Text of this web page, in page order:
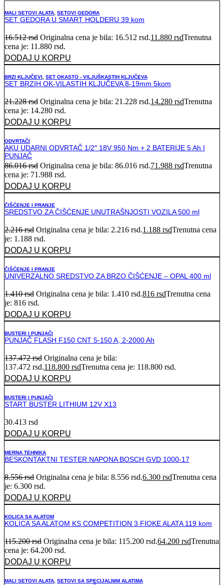
MALI SETOVI ALATA SETOVI GEDORA
SET GEDORA U SMART HOLDERU 39 kom
16.512rsd Originalna cena je bila: 16.512 rsd.11.880 rsdTrenutna
cena je: 11.880 rsd.
DODAJ U KORPU
BRZI KLJUČEVI SET OKASTO - VILJUŠKASTIH KLJUČEVA
SET BRZIH OK-VILASTIH KLJUČEVA 8-19mm 5kom
21.228rsd Originalna cena je bila: 21.228 rsd.14.280 rsdTrenutna
cena je: 14.280 rsd.
DODAJ U KORPU
ODVRTAČI
AKU UDARNI ODVRTAČ 1/2″ 18V 950 Nm + 2 BATERIJE 5 Ah I
PUNJAČ
86.016rsd Originalna cena je bila: 86.016 rsd.71.988 rsdTrenutna
cena je: 71.988 rsd.
DODAJ U KORPU
ČIŠĆENJE I PRANJE
SREDSTVO ZA ČIŠĆENJE UNUTRAŠNJOSTI VOZILA 500 ml
2.216rsd Originalna cena je bila: 2.216 rsd.1.188 rsdTrenutna cena
je: 1.188 rsd.
DODAJ U KORPU
ČIŠĆENJE I PRANJE
UNIVERZALNO SREDSTVO ZA BRZO ČIŠĆENJE – OPAL 400 ml
1.410rsd Originalna cena je bila: 1.410 rsd.816 rsdTrenutna cena
je: 816 rsd.
DODAJ U KORPU
BUSTERI I PUNJAČI
PUNJAČ FLASH F150 CNT 5-150 A, 2-2000 Ah
137.472rsd Originalna cena je bila:
137.472 rsd.118.800 rsdTrenutna cena je: 118.800 rsd.
DODAJ U KORPU
BUSTERI I PUNJAČI
START BUSTER LITHIUM 12V X13
30.413 rsd
DODAJ U KORPU
MERNA TEHNIKA
BESKONTAKTNI TESTER NAPONA BOSCH GVD 1000-17
8.556rsd Originalna cena je bila: 8.556 rsd.6.300 rsdTrenutna cena
je: 6.300 rsd.
DODAJ U KORPU
KOLICA SA ALATOM
KOLICA SA ALATOM KS COMPETITION 3 FIOKE ALATA 119 kom
115.200rsd Originalna cena je bila: 115.200 rsd.64.200 rsdTrenutna
cena je: 64.200 rsd.
DODAJ U KORPU
MALI SETOVI ALATA SETOVI SA SPECIJALNIM ALATIMA